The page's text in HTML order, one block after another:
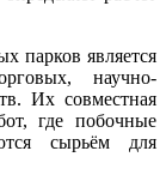
парков является
научно-
Их совместная
где побочные
сырьём для